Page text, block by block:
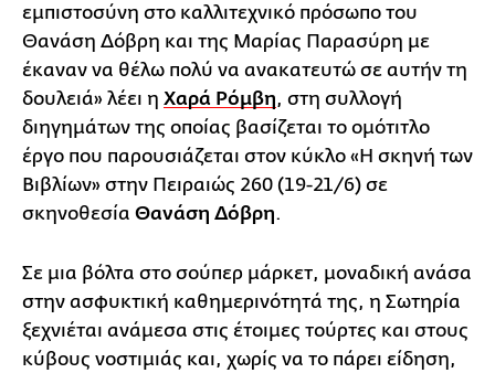
εμπιστοσύνη στο καλλιτεχνικό πρόσωπο του
Θανάση Δόβρη και της Μαρίας Παρασύρη με
έκαναν να θέλω πολύ να ανακατευτώ σε αυτήν τη
δουλειά» λέει η Χαρά Ρόμβη, στη συλλογή
διηγημάτων της οποίας βασίζεται το ομότιτλο
έργο που παρουσιάζεται στον κύκλο «Η σκηνή των
Βιβλίων» στην Πειραιώς 260 (19-21/6) σε
σκηνοθεσία Θανάση Δόβρη.
Σε μια βόλτα στο σούπερ μάρκετ, μοναδική ανάσα
στην ασφυκτική καθημερινότητά της, η Σωτηρία
ξεχνιέται ανάμεσα στις έτοιμες τούρτες και στους
κύβους νοστιμιάς και, χωρίς να το πάρει είδηση,